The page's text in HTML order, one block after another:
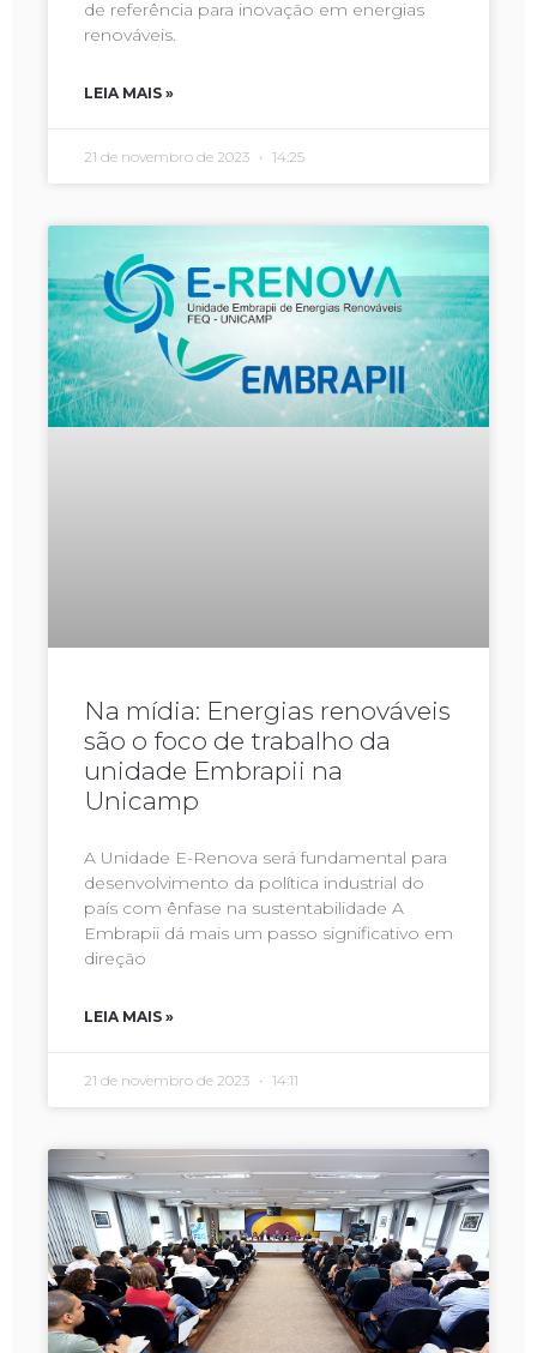
de referência para inovação em energias
renováveis.
LEIA MAIS »
21 de novembro de 2023 14:25
Na mídia: Energias renováveis
são o foco de trabalho da
unidade Embrapii na
Unicamp
A Unidade E-Renova será fundamental para
desenvolvimento da política industrial do
país com ênfase na sustentabilidade A
Embrapii dá mais um passo significativo em
direção
LEIA MAIS »
21 de novembro de 2023 14:11